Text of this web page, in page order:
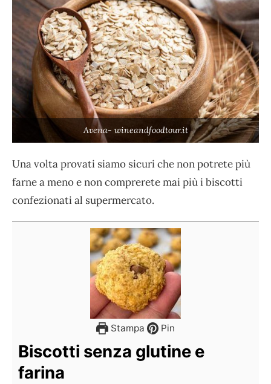
Avena- wineandfoodtour.it
Una volta provati siamo sicuri che non potrete più
farne a meno e non comprerete mai più i biscotti
confezionati al supermercato.
Stampa Pin
Biscotti senza glutine e
farina